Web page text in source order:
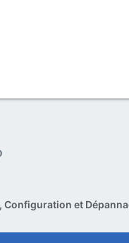
Lien
Configuration et